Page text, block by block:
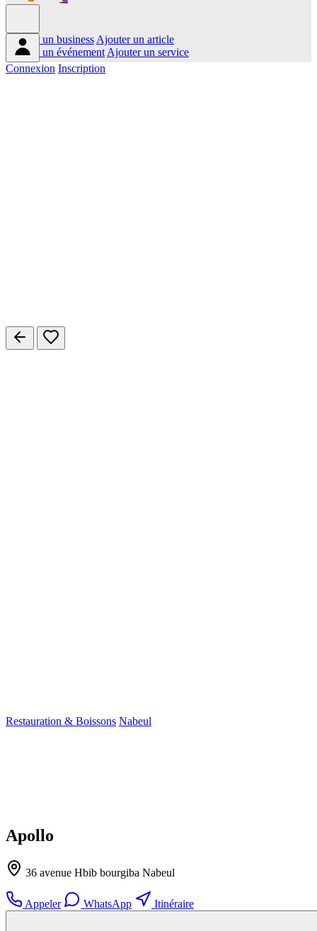
Ajouter un business Ajouter un article
Ajouter un événement Ajouter un service
Connexion Inscription
Restauration & Boissons Nabeul
Apollo
36 avenue Hbib bourgiba Nabeul
Appeler WhatsApp Itinéraire